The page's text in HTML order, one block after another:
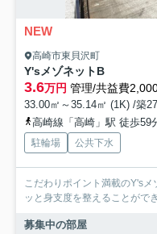
NEW
高崎市東貝沢町
Y'sメゾネットB
3.6万円 管理/共益費
33.00㎡～35.14㎡ (1K) /築
高崎線「高崎」駅 徒歩59
駐輪場 公共下水
こだわりポイント満載のY's
ッと身支度を整えることがで
募集中の部屋